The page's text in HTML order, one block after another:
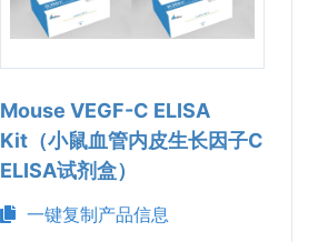
Mouse VEGF-C ELISA
Kit（小鼠血管内皮生长因子C
ELISA试剂盒）
一键复制产品信息